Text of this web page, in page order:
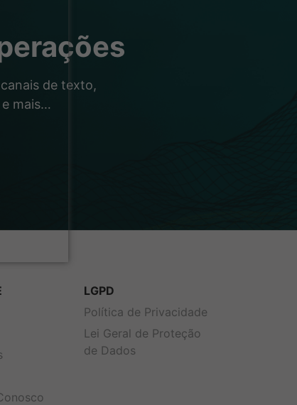
de texto,
mais…
LGPD
Política de Privacidade
Lei Geral de Proteção
de Dados